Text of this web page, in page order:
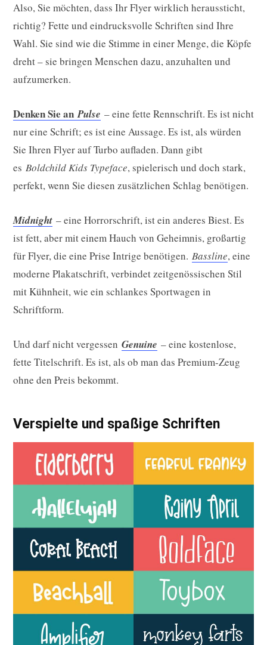
Also, Sie möchten, dass Ihr Flyer wirklich heraussticht,
richtig? Fette und eindrucksvolle Schriften sind Ihre
Wahl. Sie sind wie die Stimme in einer Menge, die Köpfe
dreht – sie bringen Menschen dazu, anzuhalten und
aufzumerken.
Denken Sie anPulse – eine fette Rennschrift. Es ist nicht
nur eine Schrift; es ist eine Aussage. Es ist, als würden
Sie Ihren Flyer auf Turbo aufladen. Dann gibt
es Boldchild Kids Typeface, spielerisch und doch stark,
perfekt, wenn Sie diesen zusätzlichen Schlag benötigen.
Midnight – eine Horrorschrift, ist ein anderes Biest. Es
ist fett, aber mit einem Hauch von Geheimnis, großartig
für Flyer, die eine Prise Intrige benötigen. Bassline, eine
moderne Plakatschrift, verbindet zeitgenössischen Stil
mit Kühnheit, wie ein schlankes Sportwagen in
Schriftform.
Und darf nicht vergessen Genuine – eine kostenlose,
fette Titelschrift. Es ist, als ob man das Premium-Zeug
ohne den Preis bekommt.
Verspielte und spaßige Schriften